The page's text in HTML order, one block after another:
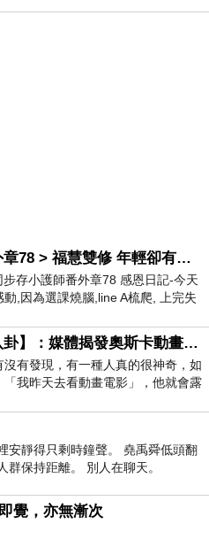
小護師番外章78 > 福慧雙修 年輕卻有個老靈魂 ㄑ金剛經〉podcast
存小護師番外章78 感恩日記-今天
動,因為選課燒腦,line A梳爬, 上完失
【電影圈八卦】：媒體揭發奧斯卡動畫項目投票醜聞！好萊塢為什麼看不起動畫電影？
沒有發現，有一種人真的很神奇，如
「我昨天去看動畫電影」，他就會露
笑，然後問你是不是陪小
安靜得只剩時鐘聲。 堯禹舜低頭翻
保持距離。 別人在聊天。
覺，亦無漸次